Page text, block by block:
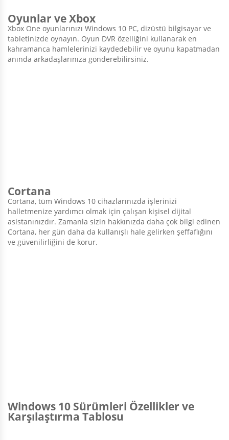
Oyunlar ve Xbox
Xbox One oyunlarınızı Windows 10 PC, dizüstü bilgisayar ve
tabletinizde oynayın. Oyun DVR özelliğini kullanarak en
kahramanca hamlelerinizi kaydedebilir ve oyunu kapatmadan
anında arkadaşlarınıza gönderebilirsiniz.
Cortana
Cortana, tüm Windows 10 cihazlarınızda işlerinizi
halletmenize yardımcı olmak için çalışan kişisel dijital
asistanınızdır. Zamanla sizin hakkınızda daha çok bilgi edinen
Cortana, her gün daha da kullanışlı hale gelirken şeffaflığını
ve güvenilirliğini de korur.
Windows 10 Sürümleri Özellikler ve
Karşılaştırma Tablosu